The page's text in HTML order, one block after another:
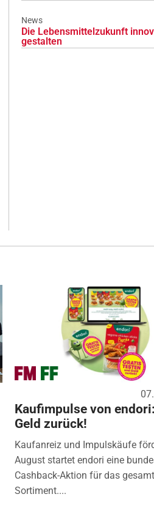
News
Die Lebensmittelzukunft
gestalten
Kaufimpulse von endori:
Geld zurück!
Kaufanreiz und Impulskäufe
August startet endori eine
Cashback-Aktion für das
Sortiment....